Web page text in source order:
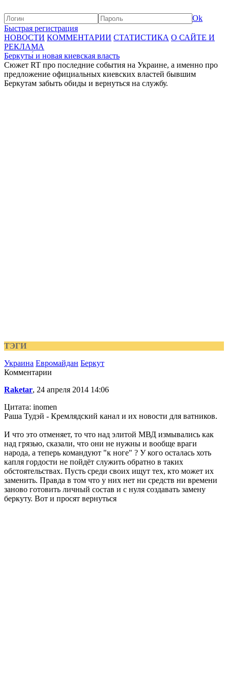
Ok
Быстрая регистрация
НОВОСТИ КОММЕНТАРИИ СТАТИСТИКА О САЙТЕ И
РЕКЛАМА
Беркуты́ и новая киевская власть
Сюжет RT про последние события на Украине, а именно про
предложение официальных киевских властей бывшим
Беркутам забыть обиды и вернуться на службу.
ТЭГИ
Украина Евромайдан Беркут
Комментарии
Raketar, 24 апреля 2014 14:06
Цитата: inomen
Раша Тудэй - Кремлядский канал и их новости для ватников.
И что это отменяет, то что над элитой МВД измывались как
над грязью, сказали, что они не нужны и вообще враги
народа, а теперь командуют "к ноге" ? У кого осталась хоть
капля гордости не пойдёт служить обратно в таких
обстоятельствах. Пусть среди своих ищут тех, кто может их
заменить. Правда в том что у них нет ни средств ни времени
заново готовить личный состав и с нуля создавать замену
беркуту. Вот и просят вернуться